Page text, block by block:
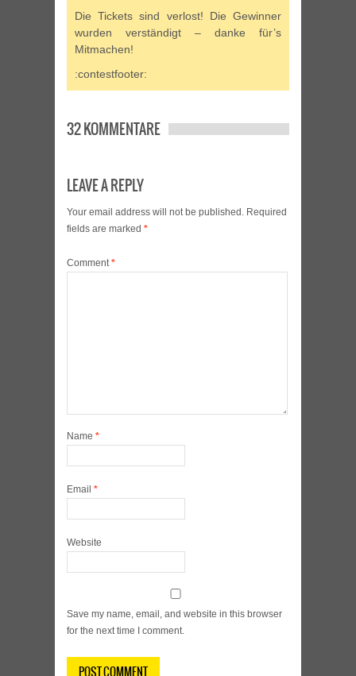
Die Tickets sind verlost! Die Gewinner
wurden verständigt – danke für’s
Mitmachen!
:contestfooter:
32 KOMMENTARE
LEAVE A REPLY
Your email address will not be published. Required
fields are marked *
Comment*
Name *
Email *
Website
Save my name, email, and website in this browser
for the next time I comment.